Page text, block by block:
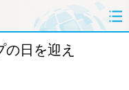
経済
日を迎え